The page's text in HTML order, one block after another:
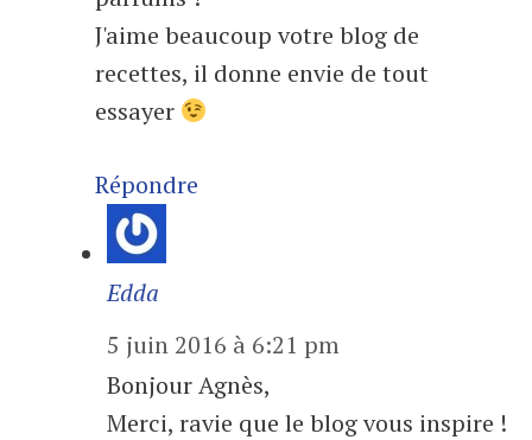
J'aime beaucoup votre blog de
recettes, il donne envie de tout
essayer
Répondre
Edda
5 juin 2016 à 6:21 pm
Bonjour Agnès,
Merci, ravie que le blog vous inspire !